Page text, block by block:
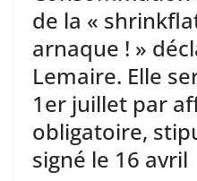
de la «
arnaque ! »
Lemaire. Elle
1er juillet par
obligatoire,
signé le 16 avril